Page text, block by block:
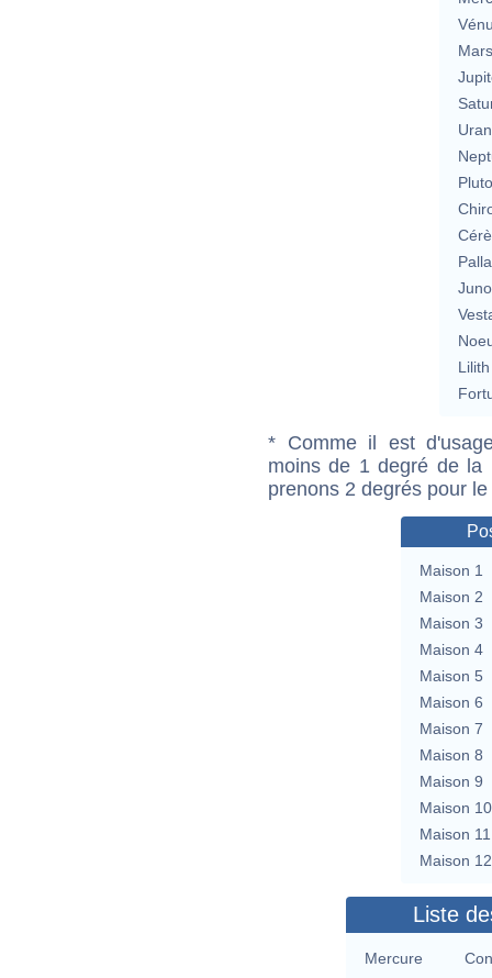
Mars
Lilith
* Comme il est
moins de 1 degré de la
prenons 2 degrés pour
Maison 1
Maison 2
Maison 3
Maison 4
Maison 5
Maison 6
Maison 7
Maison 8
Maison 9
Maison 10
Maison 11
Maison 12
Liste
Mercure